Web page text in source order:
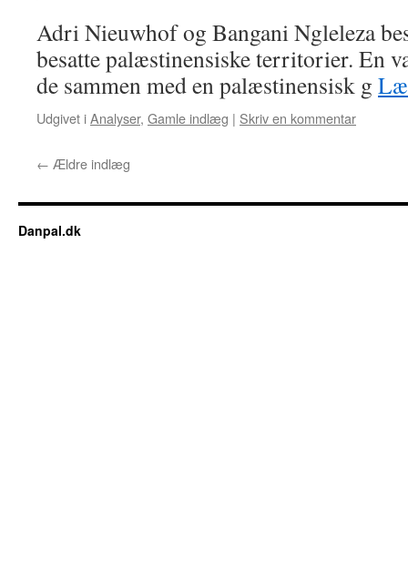
Adri Nieuwhof og Bangani Ngleleza
besatte palæstinensiske territorier. En
de sammen med en palæstinensisk g
Udgivet iAnalyser, Gamle indlæg | Skriv en kommentar
← Ældre indlæg
Danpal.dk